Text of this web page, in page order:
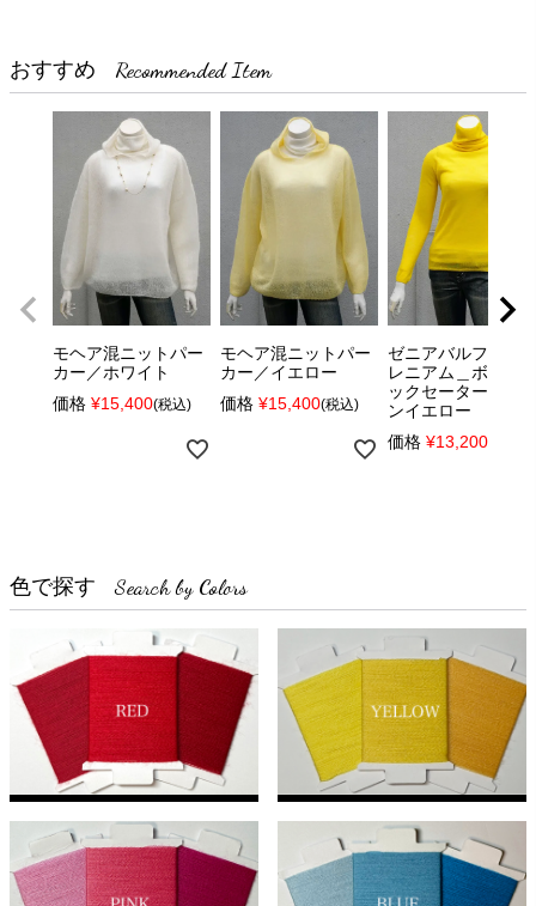
おすすめ Recommended Item
モヘア混ニットパー
カー／ホワイト
価格 ¥15,400 税込
モヘア混ニットパー
カー／イエロー
価格 ¥15,400 税込
ゼニアバルファ社
レニアム＿ボトル
ックセーター／レ
ンイエロー
価格 ¥13,200
色で探す Search by Colors